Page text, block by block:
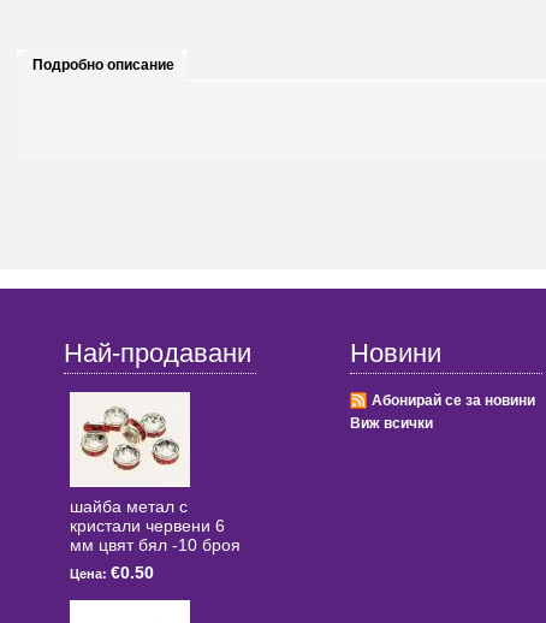
Подробно описание
Най-продавани
шайба метал с
кристали червени 6
мм цвят бял -10 броя
Цена: €0.50
Новини
Абонирай се за новини
Виж всички